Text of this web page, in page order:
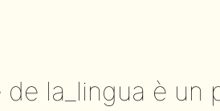
la_lingua è